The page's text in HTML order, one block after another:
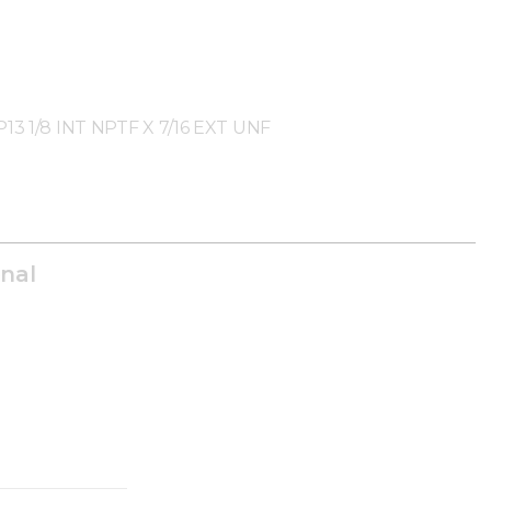
1/8 INT NPTF X 7/16 EXT UNF